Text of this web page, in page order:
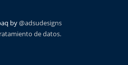
by@adsudesigns
de datos.